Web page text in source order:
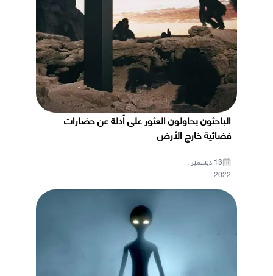
الباحثون يحاولون العثور على أدلة عن حضارات
فضائية خارج الأرض
13 ديسمبر ،
2022